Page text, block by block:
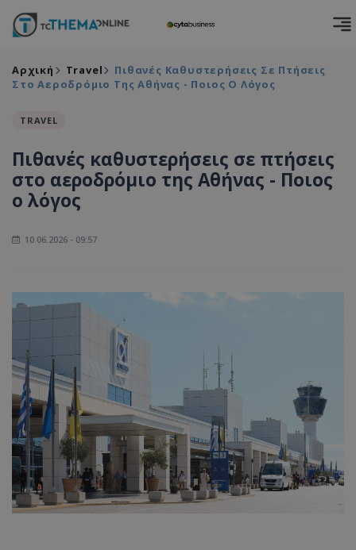
Αρχική Travel
Πιθανές Καθυστερήσεις Σε Πτήσεις
Στο Αεροδρόμιο Της Αθήνας - Ποιος Ο Λόγος
TRAVEL
Πιθανές καθυστερήσεις σε πτήσεις
στο αεροδρόμιο της Αθήνας - Ποιος
ο λόγος
10.06.2026 - 09:57